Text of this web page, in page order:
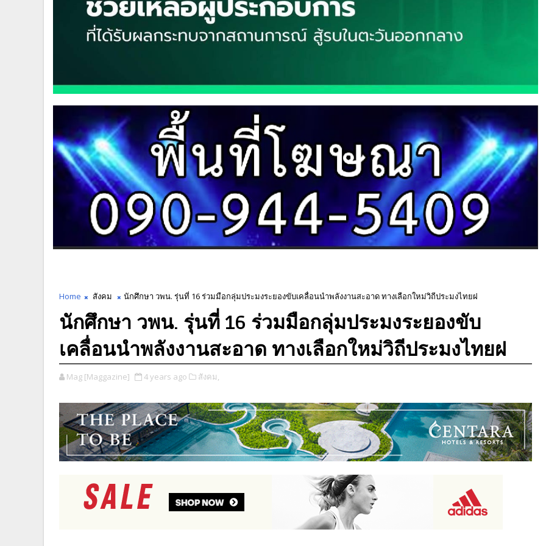
Home สังคม นักศึกษา วพน. รุ่นที่ 16 ร่วมมือกลุ่มประมงระยองขับเคลื่อนนำพลังงานสะอาด ทางเลือกใหม่วิถีประมงไทยฝ
นักศึกษา วพน. รุ่นที่ 16 ร่วมมือกลุ่มประมงระยองขับ
เคลื่อนนำพลังงานสะอาด ทางเลือกใหม่วิถีประมงไทยฝ
Mag [Maggazine] 4 years ago สังคม,